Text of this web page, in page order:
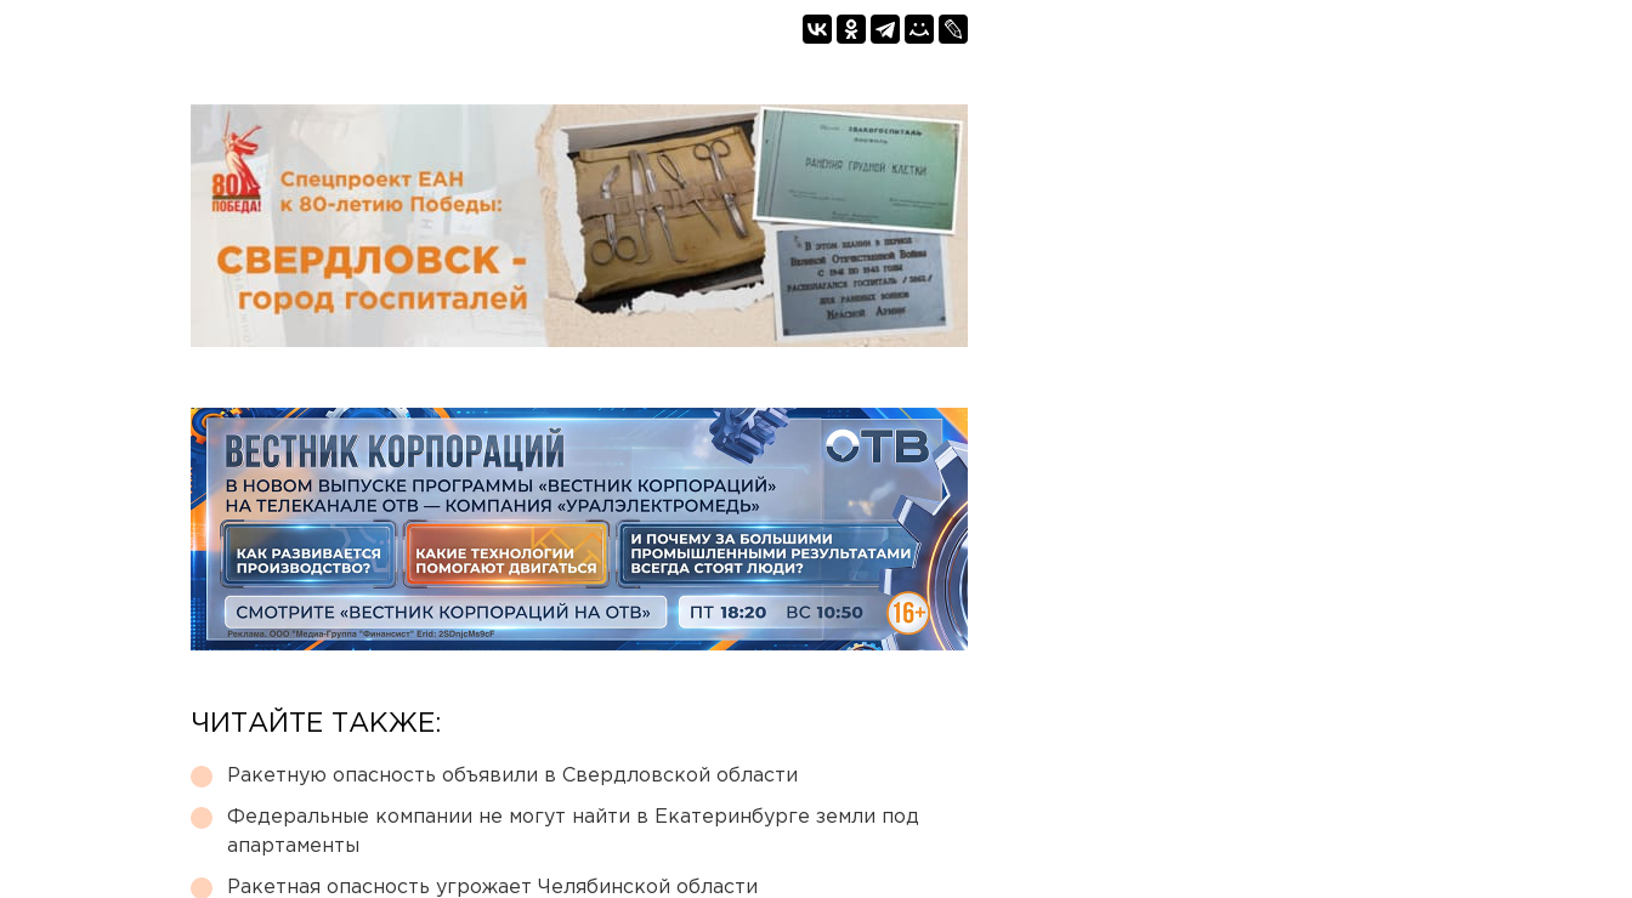
ЧИТАЙТЕ ТАКЖЕ:
Ракетную опасность объявили в Свердловской области
Федеральные компании не могут найти в Екатеринбурге земли под
апартаменты
Ракетная опасность угрожает Челябинской области